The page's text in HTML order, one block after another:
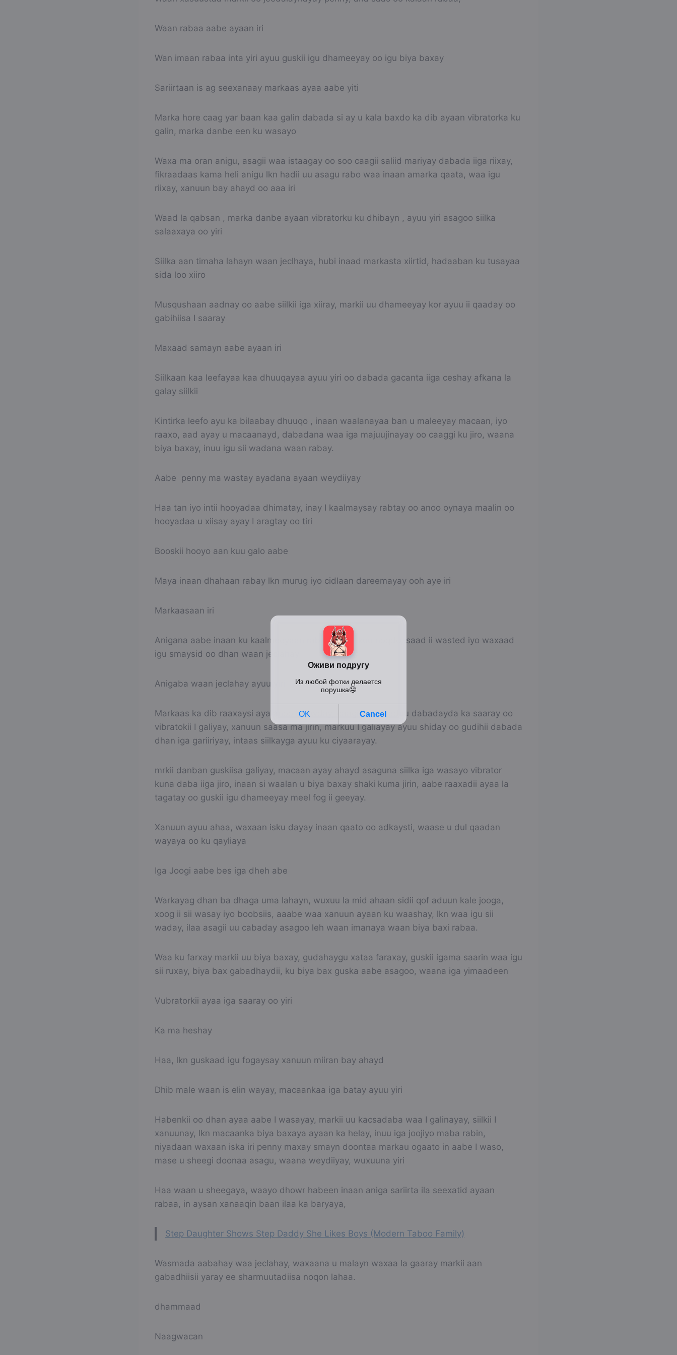
Waan rabaa aabe ayaan iri
Wan imaan rabaa inta yiri ayuu guskii igu dhameeyay oo igu biya baxay
Sariirtaan is ag seexanaay markaas ayaa aabe yiti
Marka hore caag yar baan kaa galin dabada si ay u kala baxdo ka dib ayaan vibratorka ku
galin, marka danbe een ku wasayo
Waxa ma oran anigu, asagii waa istaagay oo soo caagii saliid mariyay dabada iiga riixay,
fikraadaas kama heli anigu lkn hadii uu asagu rabo waa inaan amarka qaata, waa igu
riixay, xanuun bay ahayd oo aaa iri
Waad la qabsan , marka danbe ayaan vibratorku ku dhibayn , ayuu yiri asagoo siilka
salaaxaya oo yiri
Siilka aan timaha lahayn waan jeclhaya, hubi inaad markasta xiirtid, hadaaban ku tusayaa
sida loo xiiro
Musqushaan aadnay oo aabe siilkii iga xiiray, markii uu dhameeyay kor ayuu ii qaaday oo
gabihiisa I saaray
Maxaad samayn aabe ayaan iri
Siilkaan kaa leefayaa kaa dhuuqayaa ayuu yiri oo dabada gacanta iiga ceshay afkana la
galay siilkii
Kintirka leefo ayu ka bilaabay dhuuqo , inaan waalanayaa ban u maleeyay macaan, iyo
raaxo, aad ayay u macaanayd, dabadana waa iga majuujinayay oo caaggi ku jiro, waana
biya baxay, inuu igu sii wadana waan rabay.
Aabe penny ma wastay ayadana ayaan weydiiyay
Haa tan iyo intii hooyadaa dhimatay, inay I kaalmaysay rabtay oo anoo oynaya maalin oo
hooyadaa u xiisay ayay I aragtay oo tiri
Booskii hooyo aan kuu galo aabe
Maya inaan dhahaan rabay lkn murug iyo cidlaan dareemayay ooh aye iri
Markaasaan iri
Anigana aabe inaan ku kaalmeeyaan rabaa, naag kuu noqdo, saad ii wasted iyo waxaad
igu smaysid oo dhan waan jeclahay
Anigaba waan jeclahay ayuu yiri
Markaas ka dib raaxaysi aya anoo bilowday, caagii yara aaduu dabadayda ka saaray oo
vibratokii I galiyay, xanuun saasa ma jirin, markuu I galiayay ayuu shiday oo gudihii dabada
dhan iga gariiriyay, intaas siilkayga ayuu ku ciyaarayay.
mrkii danban guskiisa galiyay, macaan ayay ahayd asaguna siilka iga wasayo vibrator
kuna daba iiga jiro, inaan si waalan u biya baxay shaki kuma jirin, aabe raaxadii ayaa la
tagatay oo guskii igu dhameeyay meel fog ii geeyay.
Xanuun ayuu ahaa, waxaan isku dayay inaan qaato oo adkaysti, waase u dul qaadan
wayaya oo ku qayliaya
Iga Joogi aabe bes iga dheh abe
Warkayag dhan ba dhaga uma lahayn, wuxuu la mid ahaan sidii qof aduun kale jooga,
xoog ii sii wasay iyo boobsiis, aaabe waa xanuun ayaan ku waashay, lkn waa igu sii
waday, ilaa asagii uu cabaday asagoo leh waan imanaya waan biya baxi rabaa.
Waa ku farxay markii uu biya baxay, gudahaygu xataa faraxay, guskii igama saarin waa igu
sii ruxay, biya bax gabadhaydii, ku biya bax guska aabe asagoo, waana iga yimaadeen
Vubratorkii ayaa iga saaray oo yiri
Ka ma heshay
Haa, lkn guskaad igu fogaysay xanuun miiran bay ahayd
Dhib male waan is elin wayay, macaankaa iga batay ayuu yiri
Habenkii oo dhan ayaa aabe I wasayay, markii uu kacsadaba waa I galinayay, siilkii I
xanuunay, lkn macaanka biya baxaya ayaan ka helay, inuu iga joojiyo maba rabin,
niyadaan waxaan iska iri penny maxay smayn doontaa markau ogaato in aabe I waso,
mase u sheegi doonaa asagu, waana weydiiyay, wuxuuna yiri
Haa waan u sheegaya, waayo dhowr habeen inaan aniga sariirta ila seexatid ayaan
rabaa, in aysan xanaaqin baan ilaa ka baryaya,
Step Daughter Shows Step Daddy She Likes Boys (Modern Taboo Family)
Wasmada aabahay waa jeclahay, waxaana u malayn waxaa la gaaray markii aan
gabadhiisii yaray ee sharmuutadiisa noqon lahaa.
dhammaad
Naagwacan